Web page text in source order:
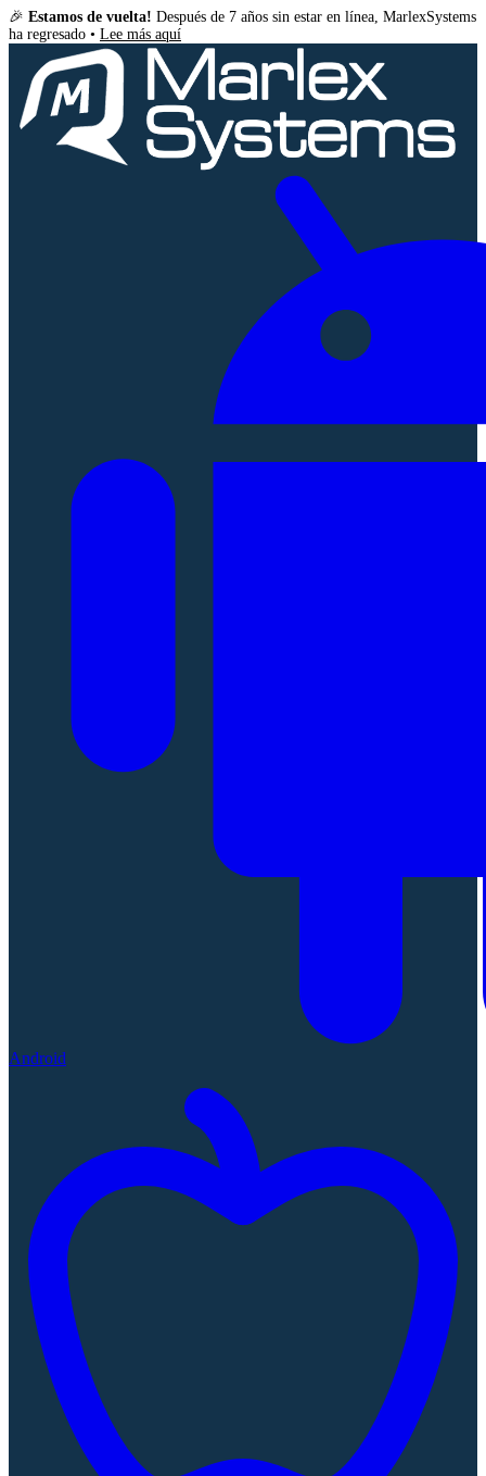
🎉 Estamos de vuelta! Después de 7 años sin estar en línea, MarlexSystems
ha regresado • Lee más aquí
Android